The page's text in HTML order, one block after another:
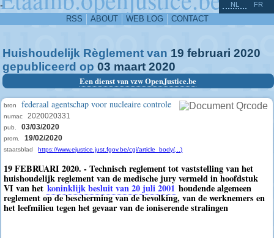
-
RSS ABOUT WEB LOG CONTACT
NL FR
Huishoudelijk Règlement van 19 februari 2020
gepubliceerd op 03 maart 2020
Een dienst van vzw OpenJustice.be
bron federaal agentschap voor nucleaire controle
numac 2020020331
pub. 03/03/2020
prom. 19/02/2020
staatsblad https://www.ejustice.just.fgov.be/cgi/article_body(...)
19 FEBRUARI 2020. - Technisch reglement tot vaststelling van het
huishoudelijk reglement van de medische jury vermeld in hoofdstuk
VI van het koninklijk besluit van 20 juli 2001 houdende algemeen
reglement op de bescherming van de bevolking, van de werknemers en
het leefmilieu tegen het gevaar van de ioniserende stralingen
^